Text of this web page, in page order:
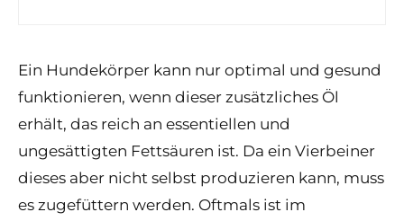
Ein Hundekörper kann nur optimal und gesund
funktionieren, wenn dieser zusätzliches Öl
erhält, das reich an essentiellen und
ungesättigten Fettsäuren ist. Da ein Vierbeiner
dieses aber nicht selbst produzieren kann, muss
es zugefüttern werden. Oftmals ist im